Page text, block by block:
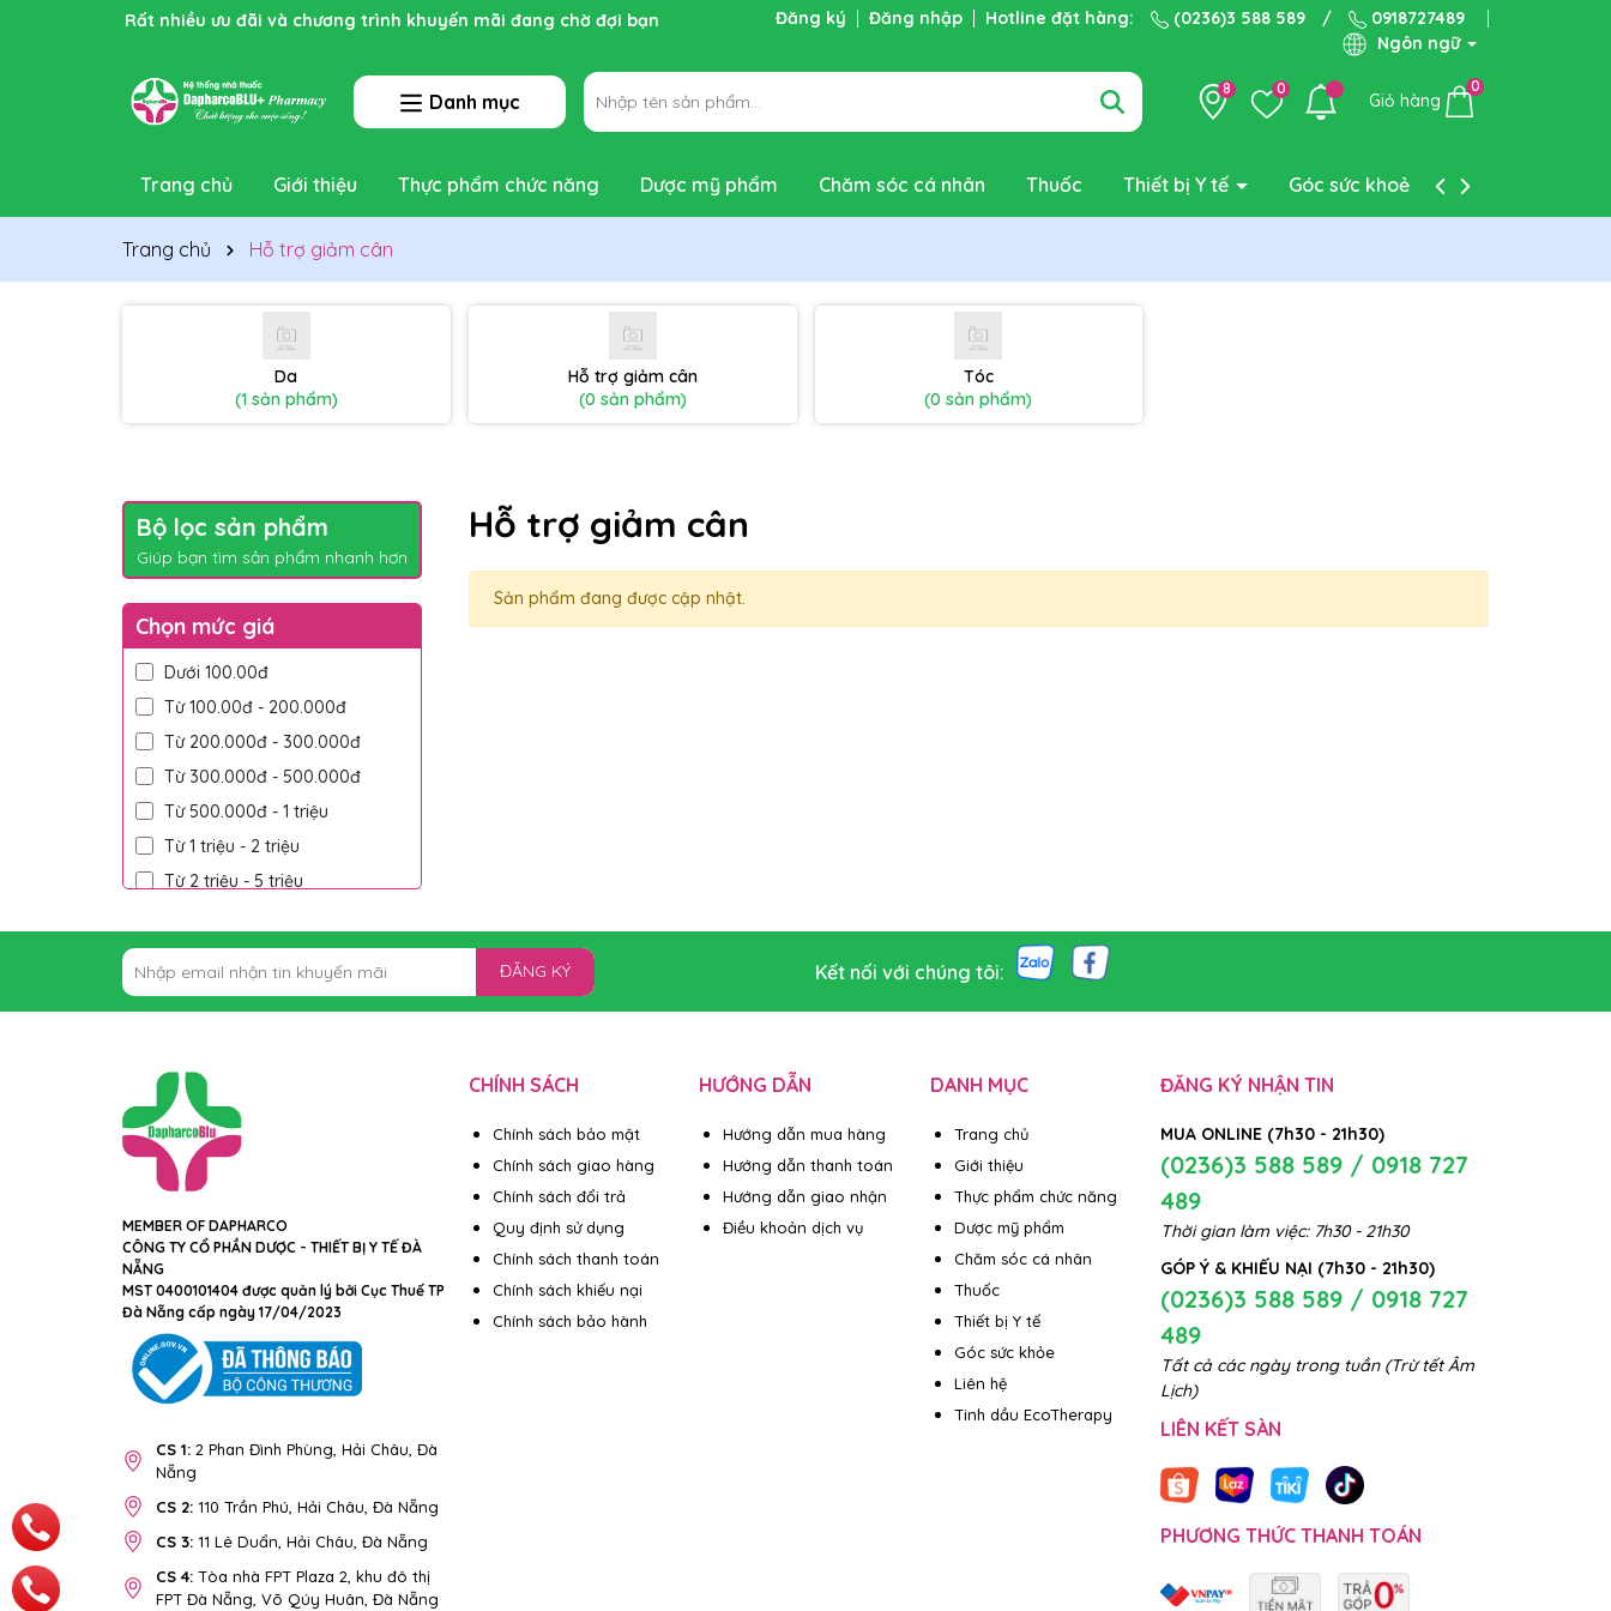
Rất nhiều ưu đãi và chương trình khuyến mãi đang chờ đợi bạn Đăng ký Đăng nhập Hotline đặt hàng: (0236)3 588 589 /
0918727489
Ngôn ngữ
Danh mục
8 0
Giỏ hàng
0
Trang chủ Giới thiệu Thực phẩm chức năng Dược mỹ phẩm Chăm sóc cá nhân Thuốc Thiết bị Y tế Góc sức khoẻ Liên hệ
Trang chủ Hỗ trợ giảm cân
Da
(1 sản phẩm)
Hỗ trợ giảm cân
(0 sản phẩm)
Tóc
(0 sản phẩm)
Bộ lọc sản phẩm
Giúp bạn tìm sản phẩm nhanh hơn
Chọn mức giá
Dưới 100.00đ
Từ 100.00đ - 200.000đ
Từ 200.000đ - 300.000đ
Từ 300.000đ - 500.000đ
Từ 500.000đ - 1 triệu
Từ 1 triệu - 2 triệu
Từ 2 triệu - 5 triệu
Hỗ trợ giảm cân
Sản phẩm đang được cập nhật.
ĐĂNG KÝ Kết nối với chúng tôi:
MEMBER OF DAPHARCO
CÔNG TY CỔ PHẦN DƯỢC - THIẾT BỊ Y TẾ ĐÀ
NẴNG
MST 0400101404 được quản lý bởi Cục Thuế TP
Đà Nẵng cấp ngày 17/04/2023
CS 1: 2 Phan Đình Phùng, Hải Châu, Đà
Nẵng
CS 2: 110 Trần Phú, Hải Châu, Đà Nẵng
CS 3: 11 Lê Duẩn, Hải Châu, Đà Nẵng
CS 4: Tòa nhà FPT Plaza 2, khu đô thị
FPT Đà Nẵng, Võ Qúy Huân, Đà Nẵng
CHÍNH SÁCH
Chính sách bảo mật
Chính sách giao hàng
Chính sách đổi trả
Quy định sử dụng
Chính sách thanh toán
Chính sách khiếu nại
Chính sách bảo hành
HƯỚNG DẪN
Hướng dẫn mua hàng
Hướng dẫn thanh toán
Hướng dẫn giao nhận
Điều khoản dịch vụ
DANH MỤC
Trang chủ
Giới thiệu
Thực phẩm chức năng
Dược mỹ phẩm
Chăm sóc cá nhân
Thuốc
Thiết bị Y tế
Góc sức khỏe
Liên hệ
Tinh dầu EcoTherapy
ĐĂNG KÝ NHẬN TIN
MUA ONLINE (7h30 - 21h30)
(0236)3 588 589 / 0918 727
489
Thời gian làm việc: 7h30 - 21h30
GÓP Ý & KHIẾU NẠI (7h30 - 21h30)
(0236)3 588 589 / 0918 727
489
Tất cả các ngày trong tuần (Trừ tết Âm
Lịch)
LIÊN KẾT SÀN
PHƯƠNG THỨC THANH TOÁN